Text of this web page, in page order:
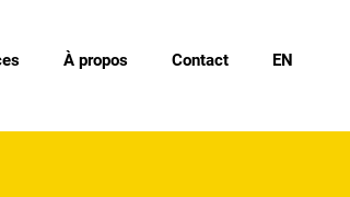
À propos Contact EN